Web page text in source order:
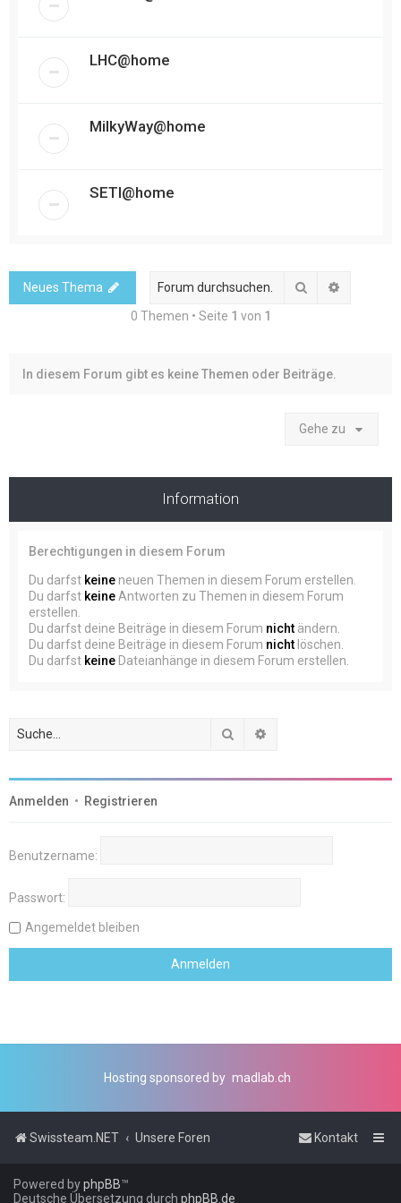
LHC@home
MilkyWay@home
SETI@home
Neues Thema Suche
0 Themen • Seite 1 von 1
In diesem Forum gibt es keine Themen oder Beiträge.
Gehe zu
Information
Berechtigungen in diesem Forum
Du darfst keine neuen Themen in diesem Forum erstellen.
Du darfst keine Antworten zu Themen in diesem Forum
erstellen.
Du darfst deine Beiträge in diesem Forum nicht ändern.
Du darfst deine Beiträge in diesem Forum nicht löschen.
Du darfst keine Dateianhänge in diesem Forum erstellen.
Suche
Anmelden • Registrieren
Benutzername:
Passwort:
Angemeldet bleiben
Hosting sponsored by madlab.ch
Swissteam.NET Unsere Foren Kontakt
Powered byphpBB™
Deutsche Übersetzung durch phpBB.de